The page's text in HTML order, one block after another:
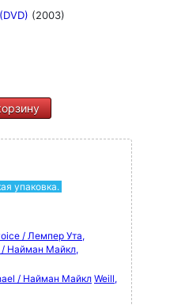
(2003)
упаковка.
/ Лемпер Ута,
/ Найман Майкл,
/ Найман МайклWeill,